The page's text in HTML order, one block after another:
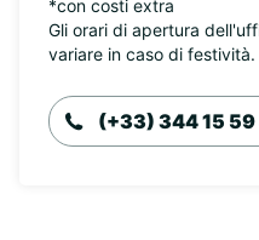
*con costi extra
Gli orari di apertura
variare in caso di festività.
(+33) 344 15 59